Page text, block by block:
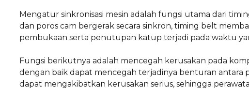
Mengatur sinkronisasi mesin adalah fungsi utama dari
dan poros cam bergerak secara sinkron, timing belt
pembukaan serta penutupan katup terjadi pada waktu
Fungsi berikutnya adalah mencegah kerusakan pada
dengan baik dapat mencegah terjadinya benturan antara
dapat mengakibatkan kerusakan serius, sehingga